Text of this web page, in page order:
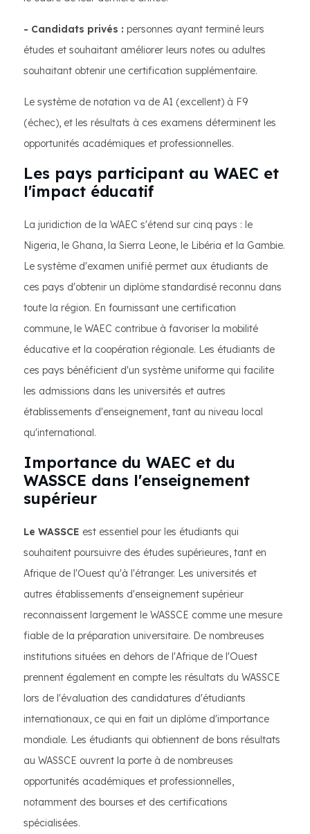
- Candidats privés : personnes ayant terminé leurs
études et souhaitant améliorer leurs notes ou adultes
souhaitant obtenir une certification supplémentaire.
Le système de notation va de A1 (excellent) à F9
(échec), et les résultats à ces examens déterminent les
opportunités académiques et professionnelles.
Les pays participant au WAEC et
l'impact éducatif
La juridiction de la WAEC s'étend sur cinq pays : le
Nigeria, le Ghana, la Sierra Leone, le Libéria et la Gambie.
Le système d'examen unifié permet aux étudiants de
ces pays d'obtenir un diplôme standardisé reconnu dans
toute la région. En fournissant une certification
commune, le WAEC contribue à favoriser la mobilité
éducative et la coopération régionale. Les étudiants de
ces pays bénéficient d'un système uniforme qui facilite
les admissions dans les universités et autres
établissements d'enseignement, tant au niveau local
qu'international.
Importance du WAEC et du
WASSCE dans l'enseignement
supérieur
Le WASSCE est essentiel pour les étudiants qui
souhaitent poursuivre des études supérieures, tant en
Afrique de l'Ouest qu'à l'étranger. Les universités et
autres établissements d'enseignement supérieur
reconnaissent largement le WASSCE comme une mesure
fiable de la préparation universitaire. De nombreuses
institutions situées en dehors de l'Afrique de l'Ouest
prennent également en compte les résultats du WASSCE
lors de l'évaluation des candidatures d'étudiants
internationaux, ce qui en fait un diplôme d'importance
mondiale. Les étudiants qui obtiennent de bons résultats
au WASSCE ouvrent la porte à de nombreuses
opportunités académiques et professionnelles,
notamment des bourses et des certifications
spécialisées.